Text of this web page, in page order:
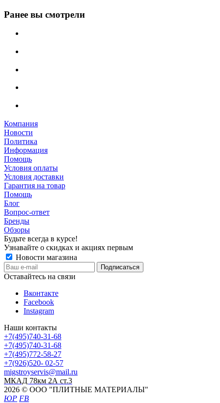
Ранее вы смотрели
Компания
Новости
Политика
Информация
Помощь
Условия оплаты
Условия доставки
Гарантия на товар
Помощь
Блог
Вопрос-ответ
Бренды
Обзоры
Будьте всегда в курсе!
Узнавайте о скидках и акциях первым
Новости магазина
Оставайтесь на связи
Вконтакте
Facebook
Instagram
Наши контакты
+7(495)740-31-68
+7(495)740-31-68
+7(495)772-58-27
+7(926)520- 02-57
migstroyservis@mail.ru
МКАД 78км 2А ст.3
2026 © ООО "ПЛИТНЫЕ МАТЕРИАЛЫ"
ЮР FB